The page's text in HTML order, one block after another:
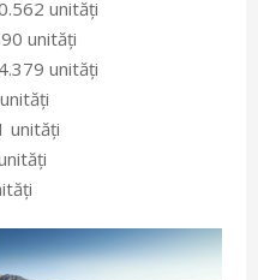
unități
unități
unități
unități